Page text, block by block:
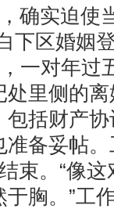
确实迫使
下区婚姻
一对年过
里侧的
括财产
备妥帖
束。“像
胸。”工